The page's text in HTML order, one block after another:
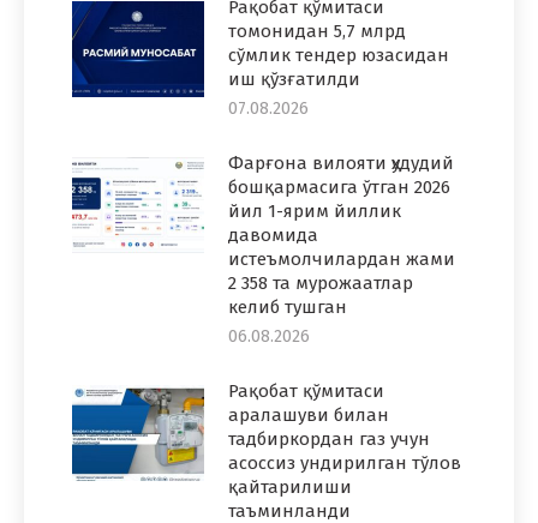
Рақобат қўмитаси
томонидан 5,7 млрд
сўмлик тендер юзасидан
иш қўзғатилди
07.08.2026
Фарғона вилояти ҳудудий
бошқармасига ўтган 2026
йил 1-ярим йиллик
давомида
истеъмолчилардан жами
2 358 та мурожаатлар
келиб тушган
06.08.2026
Рақобат қўмитаси
аралашуви билан
тадбиркордан газ учун
асоссиз ундирилган тўлов
қайтарилиши
таъминланди